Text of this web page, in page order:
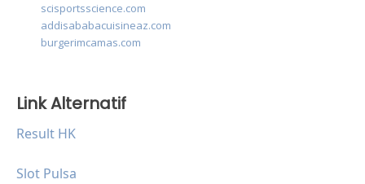
scisportsscience.com
addisababacuisineaz.com
burgerimcamas.com
Link Alternatif
Result HK
Slot Pulsa